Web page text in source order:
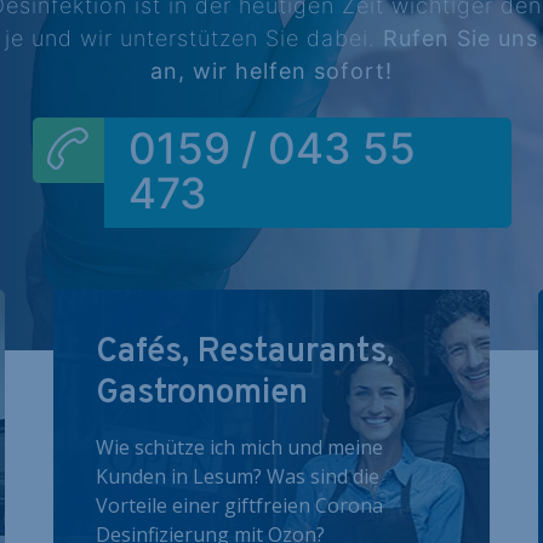
ist in der heutigen Zeit wichtiger
je und wir unterstützen Sie dabei. Rufen Sie uns
an, wir helfen sofort!
0159 / 043 55
473
Cafés, Restaurants,
Gastronomien
Wie schütze ich mich und meine
Kunden in Lesum? Was sind die
Vorteile einer giftfreien Corona
Desinfizierung mit Ozon?